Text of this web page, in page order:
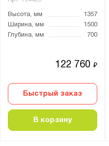
Высота, мм
1357
Ширина, мм
1500
Глубина, мм
700
122 760₽
Быстрый заказ
В корзину